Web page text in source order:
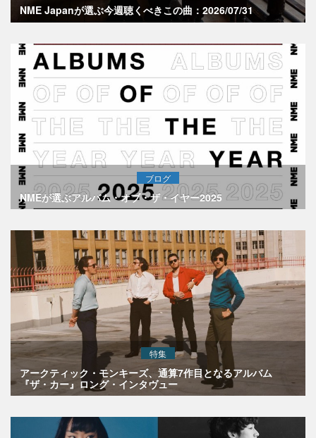
NME Japanが選ぶ今週聴くべきこの曲：2026/07/31
ブログ
NMEが選ぶアルバム・オブ・ザ・イヤー2025
特集
アークティック・モンキーズ、通算7作目となるアルバム
『ザ・カー』ロング・インタヴュー